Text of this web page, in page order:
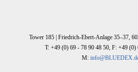
Tower 185 | Friedrich-Ebert-Anlage 35–37,
T: +49 (0) 69 - 78 90 48 50, F: +49 (0)
M: